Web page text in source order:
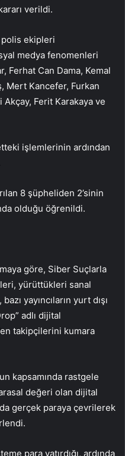
verildi.
ekipleri
medya fenomenleri
Ferhat Can Dama, Kemal
Mert Kancefer, Furkan
Akçay, Ferit Karakaya ve
işlemlerinin ardından
8 şüpheliden 2’sinin
olduğu öğrenildi.
göre, Siber Suçlarla
yürüttükleri sanal
yayıncıların yurt dışı
adlı dijital
takipçilerini kumara
kapsamında rastgele
değeri olan dijital
gerçek paraya çevrilerek
para yatırdığı, ardında